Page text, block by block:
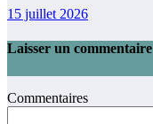
15 juillet 2026
Laisser un commentaire
Commentaires